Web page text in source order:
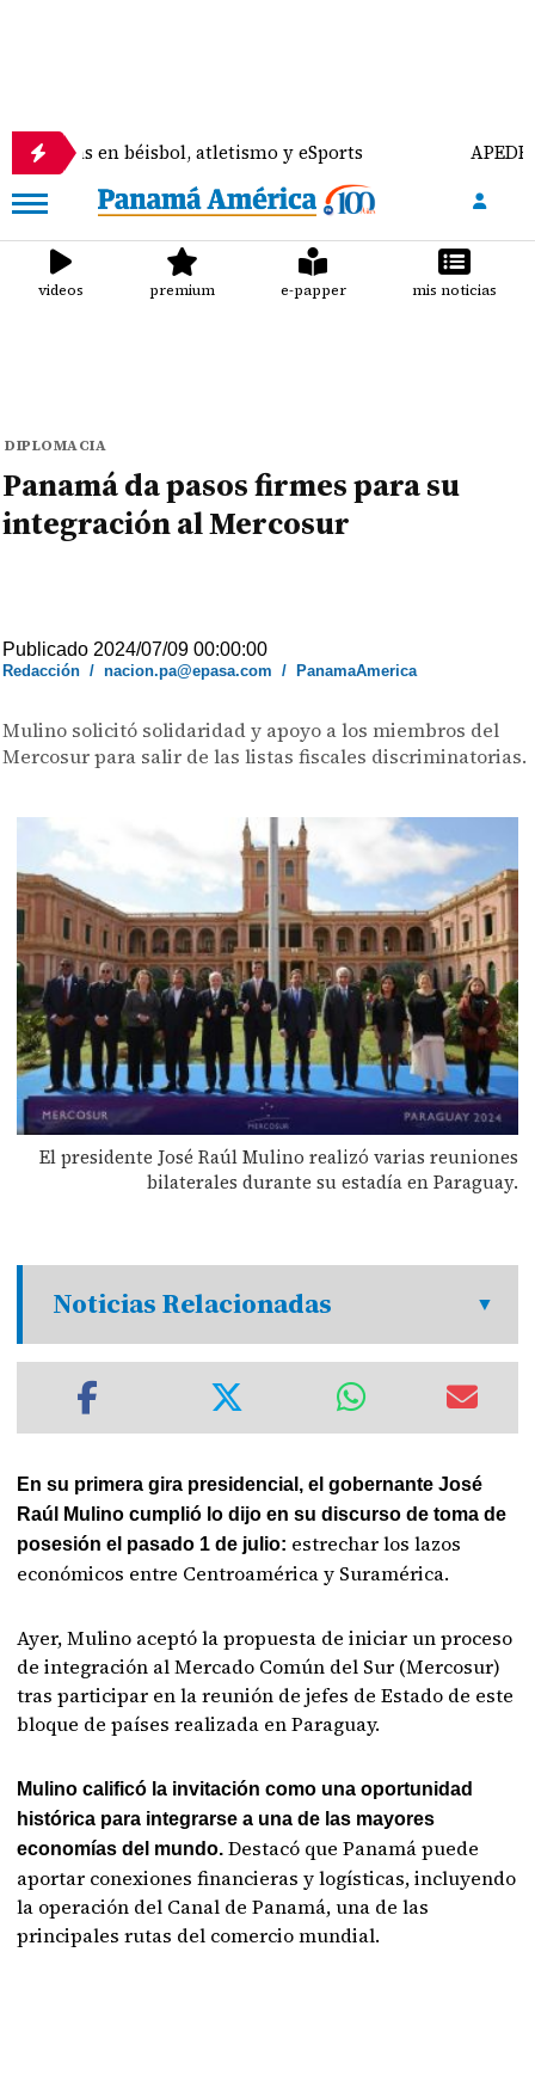
en béisbol, atletismo y eSports APEDE
videos premium e-papper mis noticias
DIPLOMACIA
Panamá da pasos firmes para su
integración al Mercosur
Publicado 2024/07/09 00:00:00
Redacción /nacion.pa@epasa.com / PanamaAmerica
Mulino solicitó solidaridad y apoyo a los miembros del
Mercosur para salir de las listas fiscales discriminatorias.
El presidente José Raúl Mulino realizó varias reuniones
bilaterales durante su estadía en Paraguay.
Noticias Relacionadas
En su primera gira presidencial, el gobernante José
Raúl Mulino cumplió lo dijo en su discurso de toma de
posesión el pasado 1 de julio: estrechar los lazos
económicos entre Centroamérica y Suramérica.
Ayer, Mulino aceptó la propuesta de iniciar un proceso
de integración al Mercado Común del Sur (Mercosur)
tras participar en la reunión de jefes de Estado de este
bloque de países realizada en Paraguay.
Mulino calificó la invitación como una oportunidad
histórica para integrarse a una de las mayores
economías del mundo.Destacó que Panamá puede
aportar conexiones financieras y logísticas, incluyendo
la operación del Canal de Panamá, una de las
principales rutas del comercio mundial.